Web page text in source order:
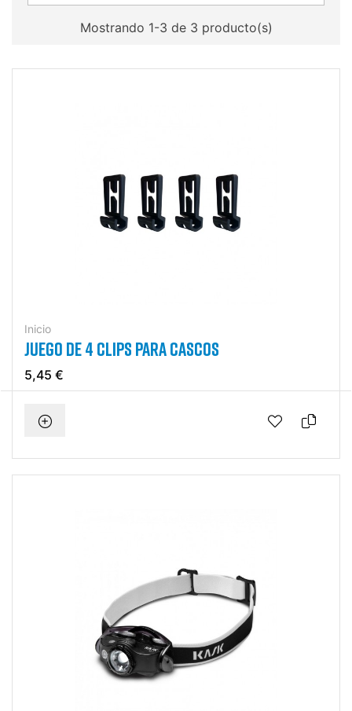
Mostrando 1-3 de 3 producto(s)
Inicio
JUEGO DE 4 CLIPS PARA CASCOS
5,45 €